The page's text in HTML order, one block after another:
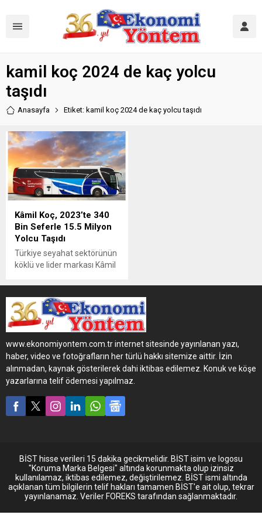
kamil koç 2024 de kaç yolcu
taşıdı
Anasayfa Etiket: kamil koç 2024 de kaç yolcu taşıdı
Kâmil Koç, 2023’te 340
Bin Seferle 15.5 Milyon
Yolcu Taşıdı
Türkiye seyahat sektörünün
köklü ve lider markası Kâmil
verilerini açıkladı. 2023
itibariyle yaklaşık 340.000
sefer gerçekleştirip,
toplamda 15.5 milyon yolcu
taşıyan Kâmil Koç, yıl içinde
en fazla yolcu ve sefer
sayısını ise yaklaşık 1.500
sefer ve 81.723 yolcu ile 23
Nisan’da gerçekleştirdi. Bu
www.ekonomiyontem.com.tr internet sitesinde yayınlanan yazı,
haber, video ve fotoğrafların her türlü hakkı sitemize aittir. İzin
alınmadan, kaynak gösterilerek dahi iktibas edilemez. Konuk ve köşe
yazarlarına telif ödemesi yapılmaz.
BİST hisse verileri 15 dakika gecikmelidir. BİST isim ve logosu
"Koruma Marka Belgesi" altında korunmakta olup izinsiz
kullanılamaz, iktibas edilemez, değiştirilemez. BİST ismi altında
açıklanan tüm bilgilerin telif hakları tamamen BİST'e ait olup, tekrar
yayınlanamaz. Veriler FOREKS tarafından sağlanmaktadır.